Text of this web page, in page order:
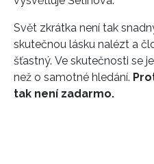
Svět zkrátka není tak
skutečnou lásku nalézt a
šťastný. Ve skutečnosti se
než o samotné hledání.
tak není zadarmo.